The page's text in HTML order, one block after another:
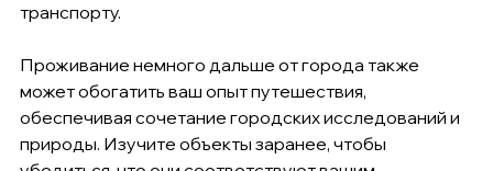
транспорту.
Проживание немного дальше от города также
может обогатить ваш опыт путешествия,
обеспечивая сочетание городских исследований и
природы. Изучите объекты заранее, чтобы